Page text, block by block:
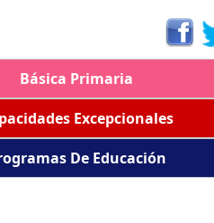
Básica Primaria
Excepcionales
De Educación